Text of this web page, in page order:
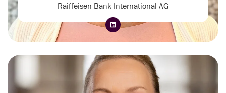
Raiffeisen Bank International AG